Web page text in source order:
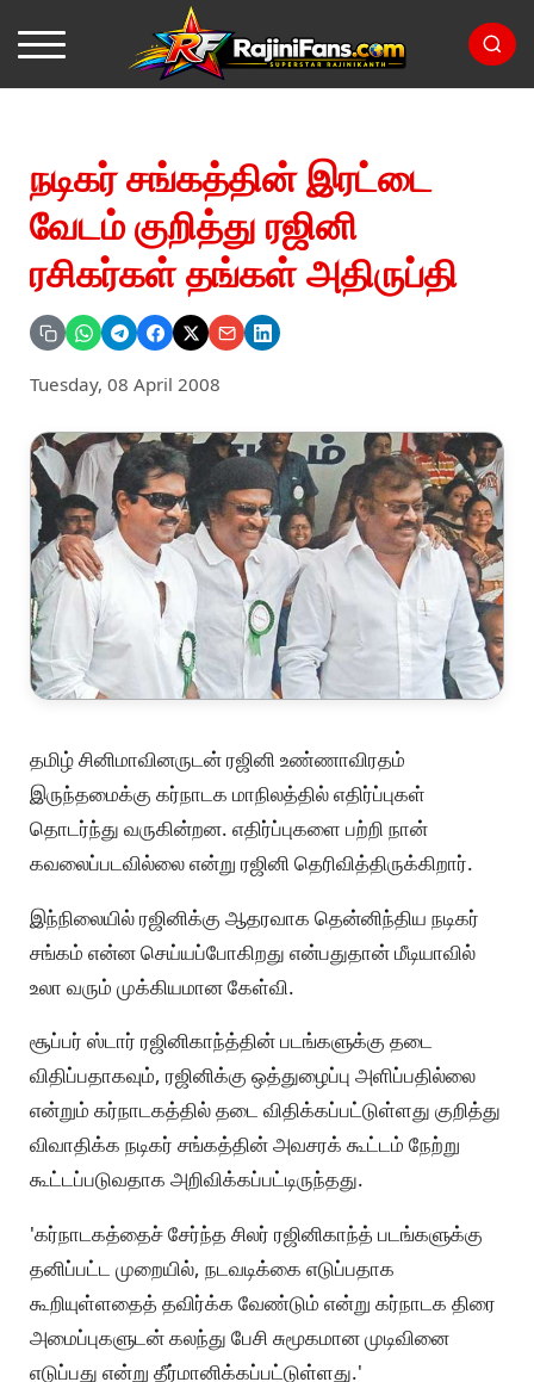
நடிகர் சங்கத்தின் இரட்டை
வேடம் குறித்து ரஜினி
ரசிகர்கள் தங்கள் அதிருப்தி
Tuesday, 08 April 2008
தமிழ் சினிமாவினருடன் ரஜினி உண்ணாவிரதம்
இருந்தமைக்கு கர்நாடக மாநிலத்தில் எதிர்ப்புகள்
தொடர்ந்து வருகின்றன. எதிர்ப்புகளை பற்றி நான்
கவலைப்படவில்லை என்று ரஜினி தெரிவித்திருக்கிறார்.
இந்நிலையில் ரஜினிக்கு ஆதரவாக தென்னிந்திய நடிகர்
சங்கம் என்ன செய்யப்போகிறது என்பதுதான் மீடியாவில்
உலா வரும் முக்கியமான கேள்வி.
சூப்பர் ஸ்டார் ரஜினிகாந்த்தின் படங்களுக்கு தடை
விதிப்பதாகவும், ரஜினிக்கு ஒத்துழைப்பு அளிப்பதில்லை
என்றும் கர்நாடகத்தில் தடை விதிக்கப்பட்டுள்ளது குறித்து
விவாதிக்க நடிகர் சங்கத்தின் அவசரக் கூட்டம் நேற்று
கூட்டப்படுவதாக அறிவிக்கப்பட்டிருந்தது.
'கர்நாடகத்தைச் சேர்ந்த சிலர் ரஜினிகாந்த் படங்களுக்கு
தனிப்பட்ட முறையில், நடவடிக்கை எடுப்பதாக
கூறியுள்ளதைத் தவிர்க்க வேண்டும் என்று கர்நாடக திரை
அமைப்புகளுடன் கலந்து பேசி சுமூகமான முடிவினை
எடுப்பது என்று தீர்மானிக்கப்பட்டுள்ளது.'